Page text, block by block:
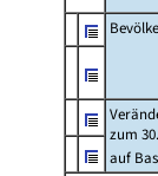
zum
auf